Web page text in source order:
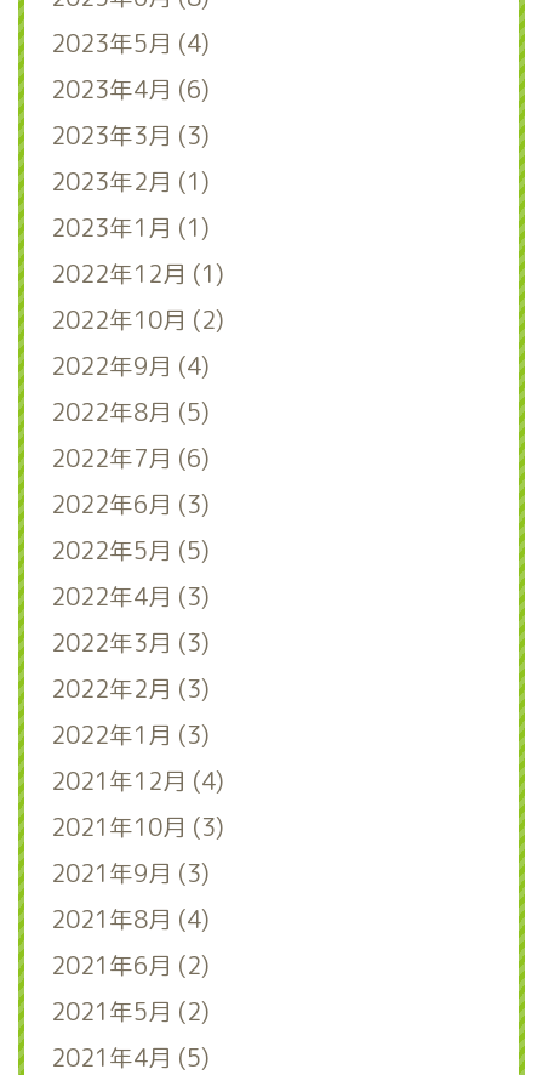
2023年5月 (4)
2023年4月 (6)
2023年3月 (3)
2023年2月 (1)
2023年1月 (1)
2022年12月 (1)
2022年10月 (2)
2022年9月 (4)
2022年8月 (5)
2022年7月 (6)
2022年6月 (3)
2022年5月 (5)
2022年4月 (3)
2022年3月 (3)
2022年2月 (3)
2022年1月 (3)
2021年12月 (4)
2021年10月 (3)
2021年9月 (3)
2021年8月 (4)
2021年6月 (2)
2021年5月 (2)
2021年4月 (5)